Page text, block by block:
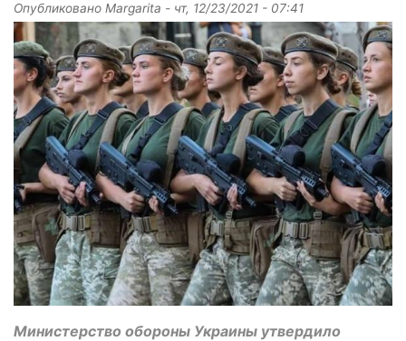
Опубликовано Margarita - чт, 12/23/2021 - 07:41
Министерство обороны Украины утвердило